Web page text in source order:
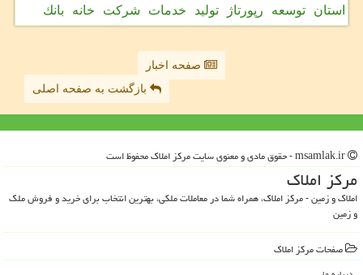
استان توسعه رپورتاژ تولید خدمات شركت خانه بانك
صفحه اخبار
بازگشت به صفحه اصلی
مركز املاك
املاک و زمین - مرکز املاک، همراه شما در معاملات ملکی، بهترین انتخاب برای خرید و فروش ملک
و زمین
صفحات مركز املاك